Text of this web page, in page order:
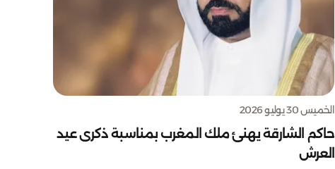
الخميس 30 يوليو 2026
حاكم الشارقة يهنئ ملك المغرب بمناسبة ذكرى عيد
العرش